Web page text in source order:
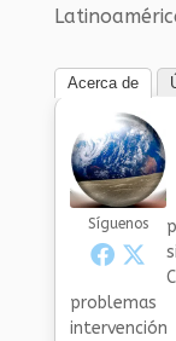
Acerca de
Síguenos